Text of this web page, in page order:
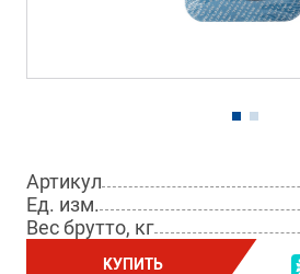
Артикул
Ед. изм.
Вес брутто, кг
КУПИТЬ